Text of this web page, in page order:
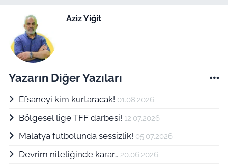
Aziz Yiğit
Yazarın Diğer Yazıları
Efsaneyi kim kurtaracak! 01.08.2026
Bölgesel lige TFF darbesi! 12.07.2026
Malatya futbolunda sessizlik! 05.07.2026
Devrim niteliğinde karar… 20.06.2026